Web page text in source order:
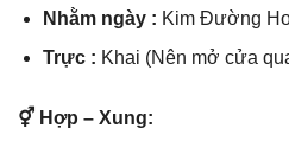
Nhằm ngày : Kim Đườnɡ
Trực : Khai (Nên mở cửa
⚥ Hợp – Xung: